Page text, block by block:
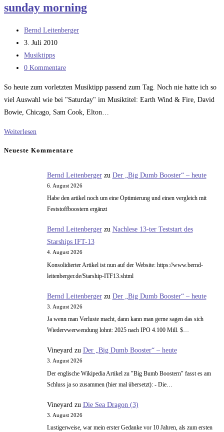
die
sein?
sunday morning
Beitrags-
Autor:
Bernd Leitenberger
Beitrag
veröffentlicht:
3. Juli 2010
Beitrags-
Kategorie:
Musiktipps
Beitrags-
0 Kommentare
So heute zum vorletzten Musiktipp passend zum Tag. Noch nie hatte ich so
viel Auswahl wie bei "Saturday" im Musiktitel: Earth Wind & Fire, David
Bowie, Chicago, Sam Cook, Elton…
Weiterlesen
sunday
morning
Neueste Kommentare
Bernd Leitenbergerzu Der „Big Dumb Booster“ – heute
6. August 2026
Habe den artikel noch um eine Optimierung und einen vergleich mit
Feststoffboostern ergänzt
Bernd Leitenbergerzu Nachlese 13-ter Teststart des
Starships IFT-13
4. August 2026
Konsolidierter Artikel ist nun auf der Website: https://www.bernd-
leitenberger.de/Starship-ITF13.shtml
Bernd Leitenbergerzu Der „Big Dumb Booster“ – heute
3. August 2026
Ja wenn man Verluste macht, dann kann man gerne sagen das sich
Wiedervwerwendung lohnt: 2025 nach IPO 4.100 Mill. $…
Vineyardzu Der „Big Dumb Booster“ – heute
3. August 2026
Der englische Wikipedia Artikel zu "Big Bumb Boostern" fasst es am
Schluss ja so zusammen (hier mal übersetzt): - Die…
Vineyard zu Die Sea Dragon (3)
3. August 2026
Lustigerweise, war mein erster Gedanke vor 10 Jahren, als zum ersten